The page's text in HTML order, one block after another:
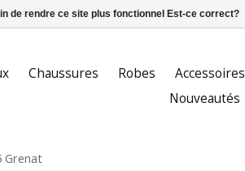
Chaussures Robes Accessoires
Nouveautés
Grenat
de rendre ce site plus fonctionnel Est-ce correct?